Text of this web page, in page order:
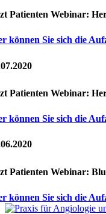
Patienten Webinar:
können Sie sich die
Patienten Webinar:
können Sie sich die
Patienten Webinar:
können Sie sich die